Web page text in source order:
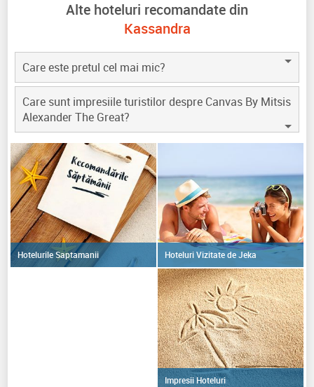
Alte hoteluri recomandate din
Kassandra
Care este pretul cel mai mic?
Care sunt impresiile turistilor despre Canvas By Mitsis
Alexander The Great?
Hotelurile Saptamanii Hoteluri Vizitate de Jeka
Impresii Hoteluri